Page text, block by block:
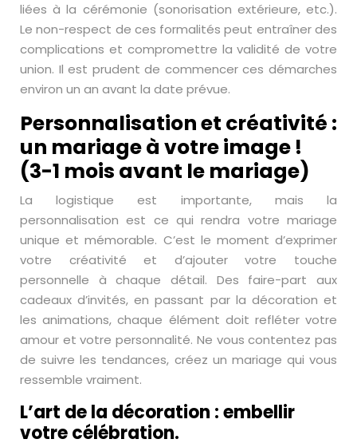
liées à la cérémonie (sonorisation extérieure, etc.).
Le non-respect de ces formalités peut entraîner des
complications et compromettre la validité de votre
union. Il est prudent de commencer ces démarches
environ un an avant la date prévue.
Personnalisation et créativité :
un mariage à votre image !
(3-1 mois avant le mariage)
La logistique est importante, mais la
personnalisation est ce qui rendra votre mariage
unique et mémorable. C’est le moment d’exprimer
votre créativité et d’ajouter votre touche
personnelle à chaque détail. Des faire-part aux
cadeaux d’invités, en passant par la décoration et
les animations, chaque élément doit refléter votre
amour et votre personnalité. Ne vous contentez pas
de suivre les tendances, créez un mariage qui vous
ressemble vraiment.
L’art de la décoration : embellir
votre célébration.